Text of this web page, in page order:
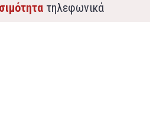
τηλεφωνικά